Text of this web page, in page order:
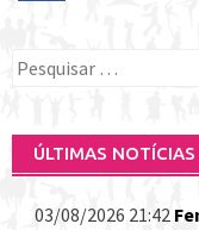
Pesquisar
ÚLTIMAS NOTÍCIAS
03/08/2026 21:42